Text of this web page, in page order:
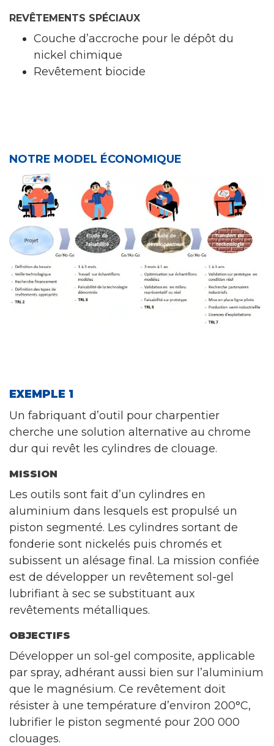
REVÊTEMENTS SPÉCIAUX
Couche d’accroche pour le dépôt du
nickel chimique
Revêtement biocide
NOTRE MODEL ÉCONOMIQUE
EXEMPLE 1
Un fabriquant d’outil pour charpentier
cherche une solution alternative au chrome
dur qui revêt les cylindres de clouage.
MISSION
Les outils sont fait d’un cylindres en
aluminium dans lesquels est propulsé un
piston segmenté. Les cylindres sortant de
fonderie sont nickelés puis chromés et
subissent un alésage final. La mission confiée
est de développer un revêtement sol-gel
lubrifiant à sec se substituant aux
revêtements métalliques.
OBJECTIFS
Développer un sol-gel composite, applicable
par spray, adhérant aussi bien sur l’aluminium
que le magnésium. Ce revêtement doit
résister à une température d’environ 200°C,
lubrifier le piston segmenté pour 200 000
clouages.